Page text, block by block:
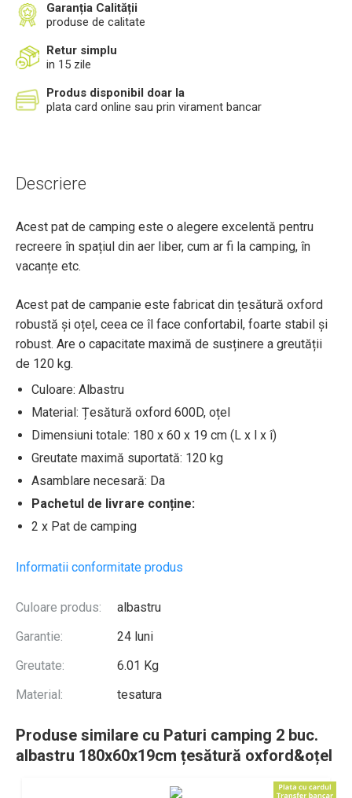
Garanția Calității
produse de calitate
Retur simplu
in 15 zile
Produs disponibil doar la
plata card online sau prin virament bancar
Descriere
Acest pat de camping este o alegere excelentă pentru
recreere în spațiul din aer liber, cum ar fi la camping, în
vacanțe etc.
Acest pat de campanie este fabricat din țesătură oxford
robustă și oțel, ceea ce îl face confortabil, foarte stabil și
robust. Are o capacitate maximă de susținere a greutății
de 120 kg.
Culoare: Albastru
Material: Țesătură oxford 600D, oțel
Dimensiuni totale: 180 x 60 x 19 cm (L x l x î)
Greutate maximă suportată: 120 kg
Asamblare necesară: Da
Pachetul de livrare conține:
2 x Pat de camping
Informatii conformitate produs
Culoare produs:
albastru
Garantie:
24 luni
Greutate:
6.01 Kg
Material:
tesatura
Produse similare cu Paturi camping 2 buc.
albastru 180x60x19cm țesătură oxford&oțel